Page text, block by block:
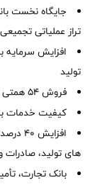
تراز عملیاتی
افزایش
تولید
فروش 54 همتی در یک ماه و عبور درآمد سه‌ماهه از 81 همت
کیفیت خدمات
های تولید، صادرات
بانک تجارت،